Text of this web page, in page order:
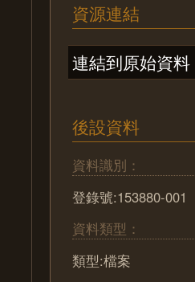
資源連結
連結到原始資料
後設資料
資料識別：
登錄號:153880-001
資料類型：
類型:檔案